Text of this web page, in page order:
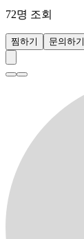
72명 조회
찜하기 문의하기